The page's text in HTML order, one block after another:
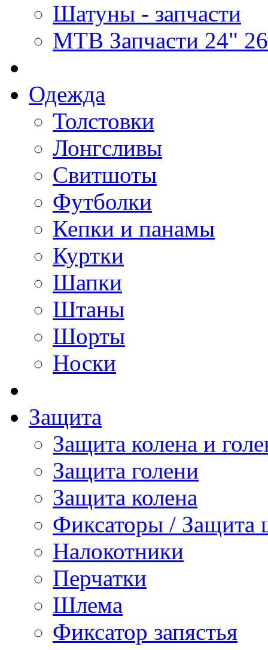
Шатуны - запчасти
MTB Запчасти 24"
Одежда
Толстовки
Лонгсливы
Свитшоты
Футболки
Кепки и панамы
Куртки
Шапки
Штаны
Шорты
Носки
Защита
Защита колена и
Защита голени
Защита колена
Фиксаторы / Защита
Налокотники
Перчатки
Шлема
Фиксатор запястья